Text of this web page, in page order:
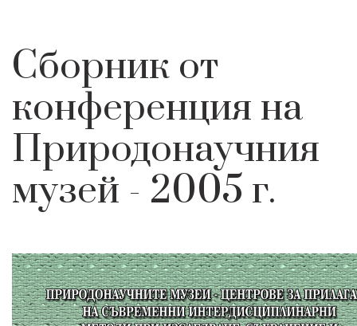
Сборник от
конференция на
Природонаучния
музей - 2005 г.